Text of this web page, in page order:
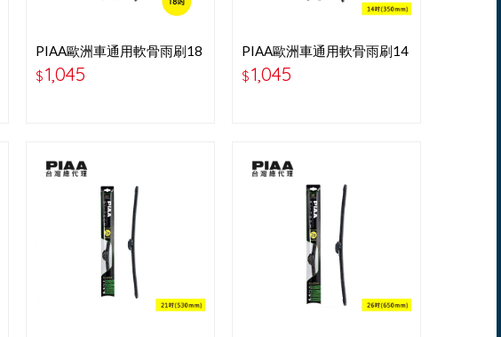
PIAA歐洲車通用軟骨雨刷18
吋
$1,045
PIAA歐洲車通用軟骨雨刷14
吋-P97035B
$1,045